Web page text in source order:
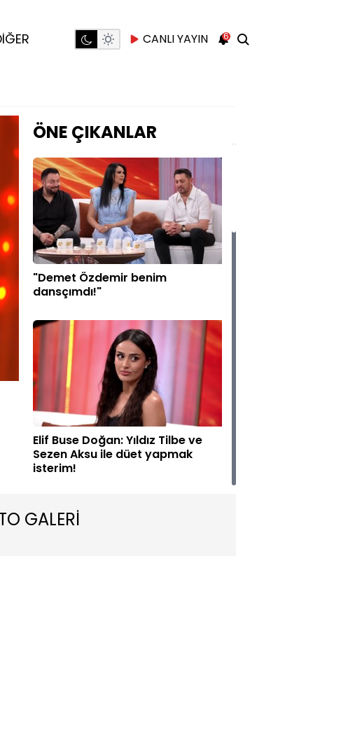
CANLI YAYIN 6
ÖNE ÇIKANLAR
"Demet Özdemir benim
dansçımdı!"
Elif Buse Doğan: Yıldız Tilbe ve
Sezen Aksu ile düet yapmak
isterim!
GALERİ